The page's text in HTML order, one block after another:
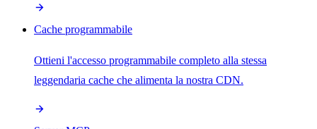
Cache programmabile
Ottieni l'accesso programmabile completo alla stessa
leggendaria cache che alimenta la nostra CDN.